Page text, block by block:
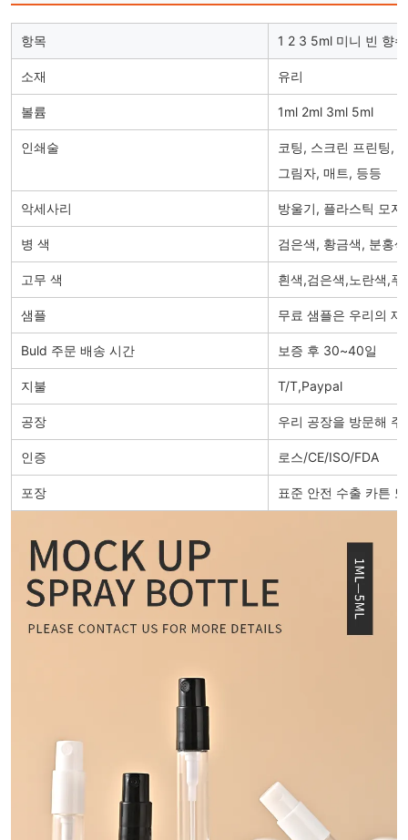
항목 1 2 3 5ml 미니 빈 향
소재 유리
볼륨 1ml 2ml 3ml 5ml
인쇄술
코팅, 스크린 프린팅,
그림자, 매트, 등등
악세사리 방울기, 플라스틱 모
병 색 검은색, 황금색, 분홍
고무 색 흰색,검은색,노란색,
샘플 무료 샘플은 우리의
Buld 주문 배송 시간 보증 후 30~40일
지불 T/T,Paypal
공장 우리 공장을 방문해
인증 로스/CE/ISO/FDA
포장 표준 안전 수출 카튼